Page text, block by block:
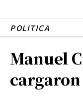
POLITICA
Manuel